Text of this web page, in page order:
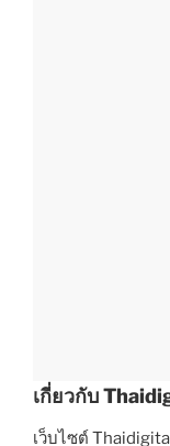
เกี่ยวกับ
เว็บไซต์